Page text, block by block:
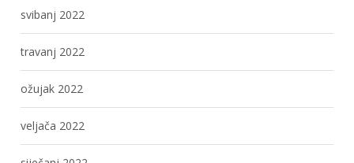
svibanj 2022
travanj 2022
ožujak 2022
veljača 2022